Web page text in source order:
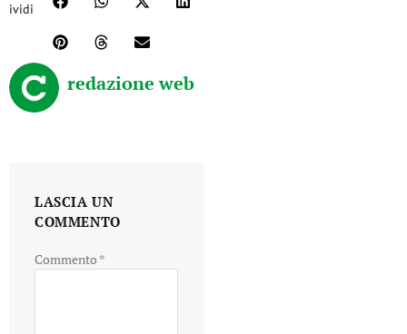
ividi
redazione web
LASCIA UN
COMMENTO
Commento *